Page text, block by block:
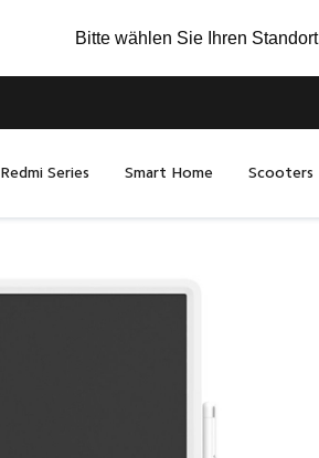
Bitte wählen Sie Ihren Standort
Redmi Series Smart Home Scooters